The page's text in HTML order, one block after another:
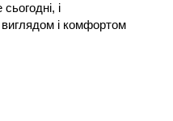
і
і комфортом